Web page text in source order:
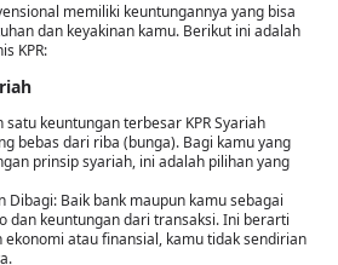
memiliki keuntungannya yang bisa
dan keyakinan kamu. Berikut ini adalah
KPR:
satu keuntungan terbesar KPR Syariah
bebas dari riba (bunga). Bagi kamu yang
prinsip syariah, ini adalah pilihan yang
Dibagi: Baik bank maupun kamu sebagai
dan keuntungan dari transaksi. Ini berarti
atau finansial, kamu tidak sendirian